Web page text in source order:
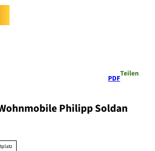
PDF
Teilen
Philipp Soldan